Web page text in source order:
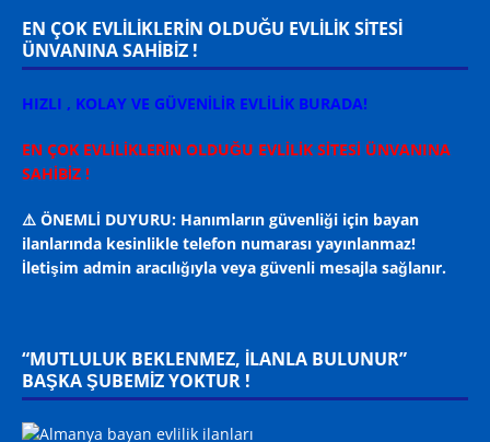
EN ÇOK EVLİLİKLERİN OLDUĞU EVLİLİK SİTESİ
ÜNVANINA SAHİBİZ !
HIZLI , KOLAY VE GÜVENİLİR EVLİLİK BURADA!
EN ÇOK EVLİLİKLERİN OLDUĞU EVLİLİK SİTESİ ÜNVANINA
SAHİBİZ !
⚠️ ÖNEMLİ DUYURU: Hanımların güvenliği için bayan
ilanlarında kesinlikle telefon numarası yayınlanmaz!
İletişim admin aracılığıyla veya güvenli mesajla sağlanır.
“MUTLULUK BEKLENMEZ, ILANLA BULUNUR”
BAŞKA ŞUBEMİZ YOKTUR !